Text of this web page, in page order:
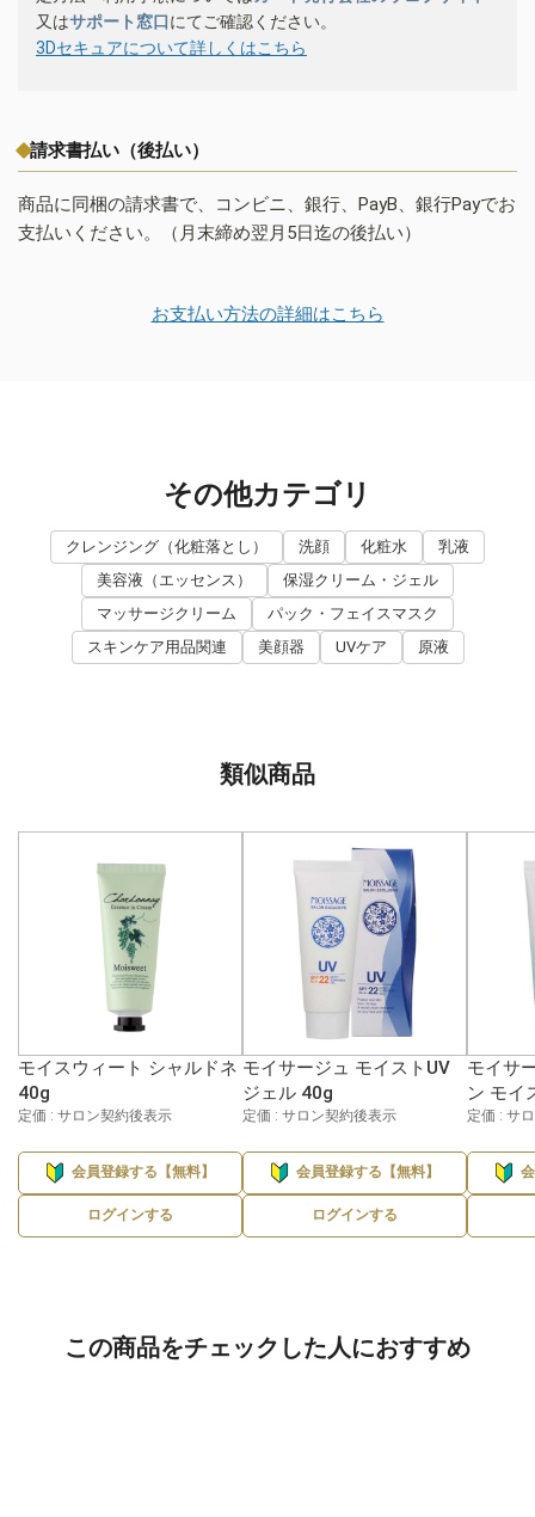
又はサポート窓口にてご確認ください。
3Dセキュアについて詳しくはこちら
請求書払い（後払い）
商品に同梱の請求書で、コンビニ、銀行、PayB、銀行Payでお
支払いください。（月末締め翌月5日迄の後払い）
お支払い方法の詳細はこちら
その他カテゴリ
クレンジング（化粧落とし） 洗顔 化粧水
乳液
美容液（エッセンス）
保湿クリーム・ジェル
マッサージクリーム
パック・フェイスマスク
スキンケア用品関連
美顔器 UVケア 原液
類似商品
モイスウィート シャルドネ
40g
定価 : サロン契約後表示
会員登録する【無料】
ログインする
モイサージュ モイストUV
ジェル 40g
定価 : サロン契約後表示
会員登録する【無料】
ログインする
モイサ
ン モイ
定価 : サ
この商品をチェックした人におすすめ